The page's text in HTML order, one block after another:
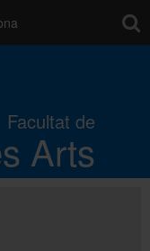
Facultat de
Arts